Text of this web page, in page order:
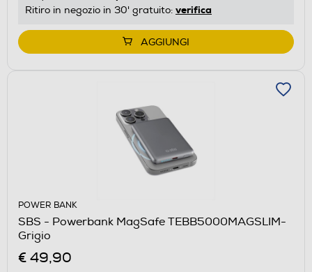
Ritiro in negozio in 30' gratuito: verifica
AGGIUNGI
POWER BANK
SBS - Powerbank MagSafe TEBB5000MAGSLIM-
Grigio
€ 49,90